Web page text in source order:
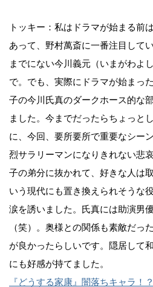
トッキー：私はドラマが始まる前
あって、野村萬斎に一番注目して
までにない今川義元（いまがわよ
で。でも、実際にドラマが始まっ
子の今川氏真のダークホース的な
ました。今までだったらちょっと
に、今回、要所要所で重要なシー
烈サラリーマンになりきれない悲
子の弟分に抜かれて、好きな人は
いう現代にも置き換えられそうな
涙を誘いました。氏真には助演男
（笑）。奥様との関係も素敵だっ
が良かったらしいです。隠居して
にも好感が持てました。
『どうする家康』闇落ちキャラ！